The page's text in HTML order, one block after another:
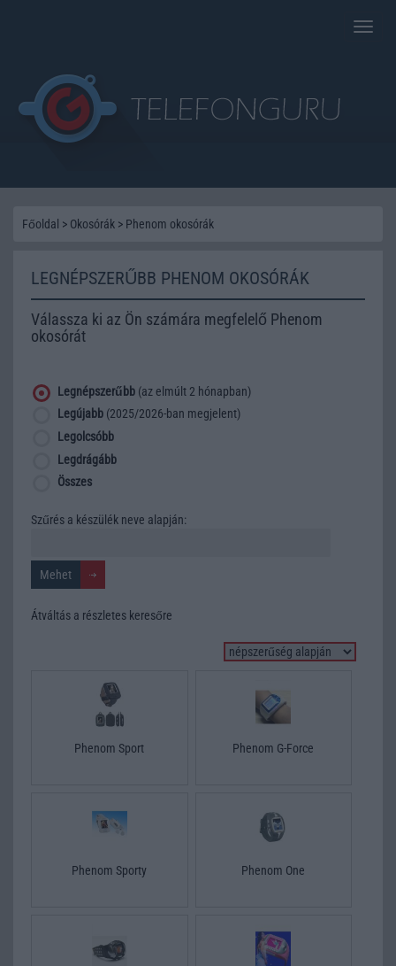
Toggle
Főoldal > Okosórák > Phenom okosórák
LEGNÉPSZERŰBB PHENOM OKOSÓRÁK
Válassza ki az Ön számára megfelelő Phenom
okosórát
Legnépszerűbb (az elmúlt 2 hónapban)
Legújabb (2025/2026-ban megjelent)
Legolcsóbb
Legdrágább
Összes
Szűrés a készülék neve alapján:
Átváltás a részletes keresőre
Phenom Sport Phenom G-Force
Phenom Sporty Phenom One